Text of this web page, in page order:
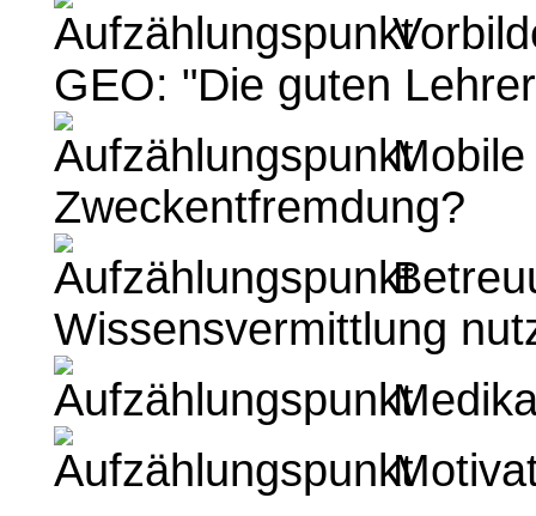
GEO: "Die guten
Mobile
Zweckentfremdung?
Wissensvermittlung